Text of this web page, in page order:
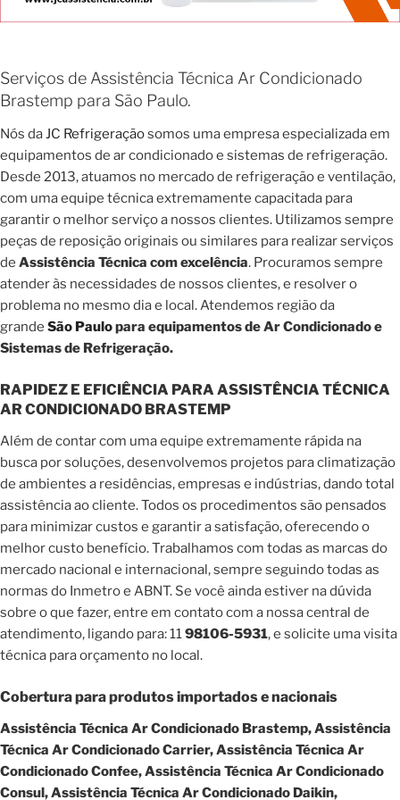
Serviços de Assistência Técnica Ar Condicionado
Brastemp para São Paulo.
Nós daJC Refrigeraçãosomos uma empresa especializada em
equipamentos de ar condicionado e sistemas de refrigeração.
Desde 2013, atuamos no mercado de refrigeração e ventilação,
com uma equipe técnica extremamente capacitada para
garantir o melhor serviço a nossos clientes. Utilizamos sempre
peças de reposição originais ou similares para realizar serviços
de Assistência Técnica com excelência. Procuramos sempre
atender às necessidades de nossos clientes, e resolver o
problema no mesmo dia e local. Atendemos região da
grande São Paulopara equipamentos de Ar Condicionado e
Sistemas de Refrigeração.
RAPIDEZ E EFICIÊNCIA PARA ASSISTÊNCIA TÉCNICA
AR CONDICIONADO BRASTEMP
Além de contar com uma equipe extremamente rápida na
busca por soluções, desenvolvemos projetos para climatização
de ambientes a residências, empresas e indústrias, dando total
assistência ao cliente. Todos os procedimentos são pensados
para minimizar custos e garantir a satisfação, oferecendo o
melhor custo benefício. Trabalhamos com todas as marcas do
mercado nacional e internacional, sempre seguindo todas as
normas do Inmetro e ABNT. Se você ainda estiver na dúvida
sobre o que fazer, entre em contato com a nossa central de
atendimento, ligando para: 1198106-5931, e solicite uma visita
técnica para orçamento no local.
Cobertura para produtos importados e nacionais
Assistência Técnica Ar Condicionado Brastemp, Assistência
Técnica Ar Condicionado Carrier, Assistência Técnica Ar
Condicionado Confee, Assistência Técnica Ar Condicionado
Consul, Assistência Técnica Ar Condicionado Daikin,